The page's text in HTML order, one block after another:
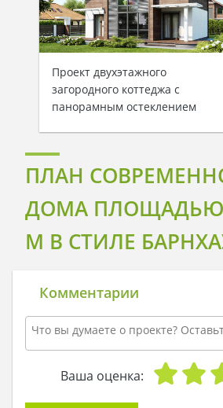
Проект двухэтажного
загородного коттеджа с
панорамным остеклением
ПЛАН
ДОМА ПЛОЩАДЬЮ
М В СТИЛЕ
Комментарии
Ваша оценка: